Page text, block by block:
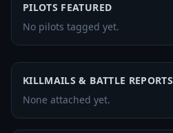
PILOTS FEATURED
No pilots tagged yet.
KILLMAILS & BATTLE REPORTS
None attached yet.